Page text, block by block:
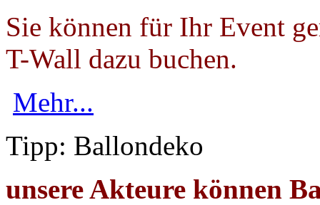
Sie können für Ihr Event
T-Wall dazu buchen.
Mehr...
Tipp: Ballondeko
unsere Akteure können